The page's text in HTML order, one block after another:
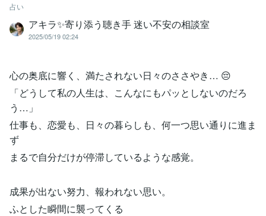
占い
アキラ✨寄り添う聴き手 迷い不安の相談室
2025/05/19 02:24
心の奥底に響く、満たされない日々のささやき… 😔
「どうして私の人生は、こんなにもパッとしないのだろ
う…」
仕事も、恋愛も、日々の暮らしも、何一つ思い通りに進ま
ず
まるで自分だけが停滞しているような感覚。
成果が出ない努力、報われない思い。
ふとした瞬間に襲ってくる